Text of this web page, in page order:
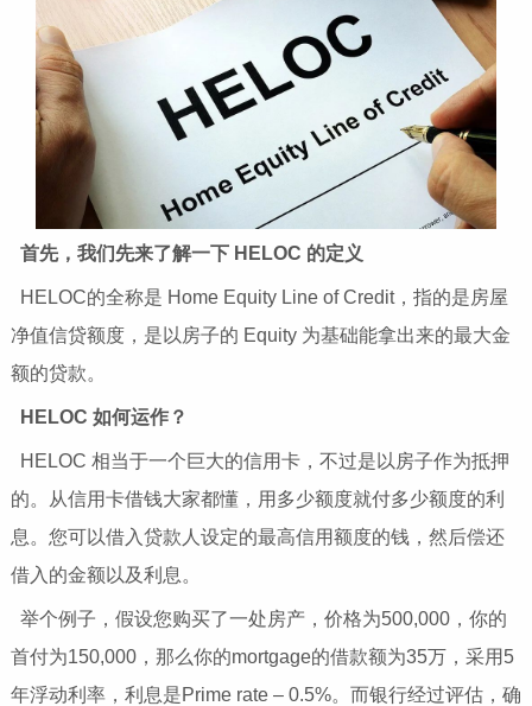
首先，我们先来了解一下 HELOC 的定义
HELOC的全称是 Home Equity Line of Credit，指的是房屋
净值信贷额度，是以房子的 Equity 为基础能拿出来的最大金
额的贷款。
HELOC 如何运作？
HELOC 相当于一个巨大的信用卡，不过是以房子作为抵押
的。从信用卡借钱大家都懂，用多少额度就付多少额度的利
息。您可以借入贷款人设定的最高信用额度的钱，然后偿还
借入的金额以及利息。
举个例子，假设您购买了一处房产，价格为500,000，你的
首付为150,000，那么你的mortgage的借款额为35万，采用5
年浮动利率，利息是Prime rate – 0.5%。而银行经过评估，确